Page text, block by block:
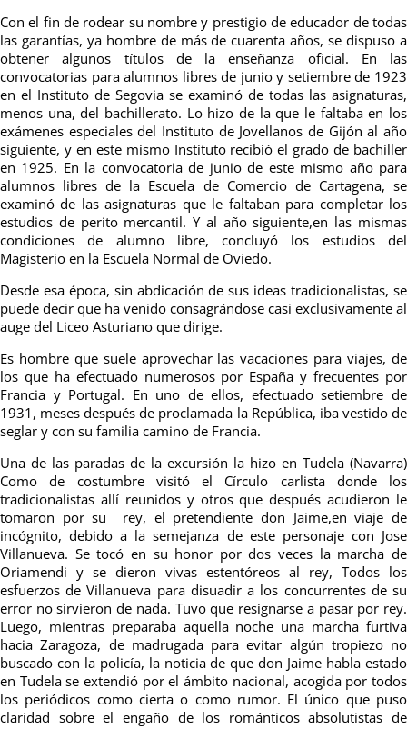
Con el fin de rodear su nombre y prestigio de educador de todas
las garantías, ya hombre de más de cuarenta años, se dispuso a
obtener algunos títulos de la enseñanza oficial. En las
convocatorias para alumnos libres de junio y setiembre de 1923
en el Instituto de Segovia se examinó de todas las asignaturas,
menos una, del bachillerato. Lo hizo de la que le faltaba en los
exámenes especiales del Instituto de Jovellanos de Gijón al año
siguiente, y en este mismo Instituto recibió el grado de bachiller
en 1925. En la convocatoria de junio de este mismo año para
alumnos libres de la Escuela de Comercio de Cartagena, se
examinó de las asignaturas que le faltaban para completar los
estudios de perito mercantil. Y al año siguiente,en las mismas
condiciones de alumno libre,concluyó los estudios del
Magisterio en la Escuela Normal de Oviedo.
Desde esa época, sin abdicación de sus ideas tradicionalistas, se
puede decir que ha venido consagrándose casi exclusivamente al
auge del Liceo Asturiano que dirige.
Es hombre que suele aprovechar las vacaciones para viajes, de
los que ha efectuado numerosos por España y frecuentes por
Francia y Portugal. En uno de ellos, efectuado setiembre de
1931, meses después de proclamada la República, iba vestido de
seglar y con su familia camino de Francia.
Una de las paradas de la excursión la hizo en Tudela (Navarra)
Como de costumbre visitó el Círculo carlista donde los
tradicionalistas allí reunidos y otros que después acudieron le
tomaron por su rey, el pretendiente don Jaime,en viaje de
incógnito, debido a la semejanza de este personaje con Jose
Villanueva. Se tocó en su honor por dos veces la marcha de
Oriamendi y se dieron vivas estentóreos al rey, Todos los
esfuerzos de Villanueva para disuadir a los concurrentes de su
error no sirvieron de nada. Tuvo que resignarse a pasar por rey.
Luego, mientras preparaba aquella noche una marcha furtiva
hacia Zaragoza, de madrugada para evitar algún tropiezo no
buscado con la policía, la noticia de que don Jaime habla estado
en Tudela se extendió por el ámbito nacional, acogida por todos
los periódicos como cierta o como rumor. El único que puso
claridad sobre el engaño de los románticos absolutistas de